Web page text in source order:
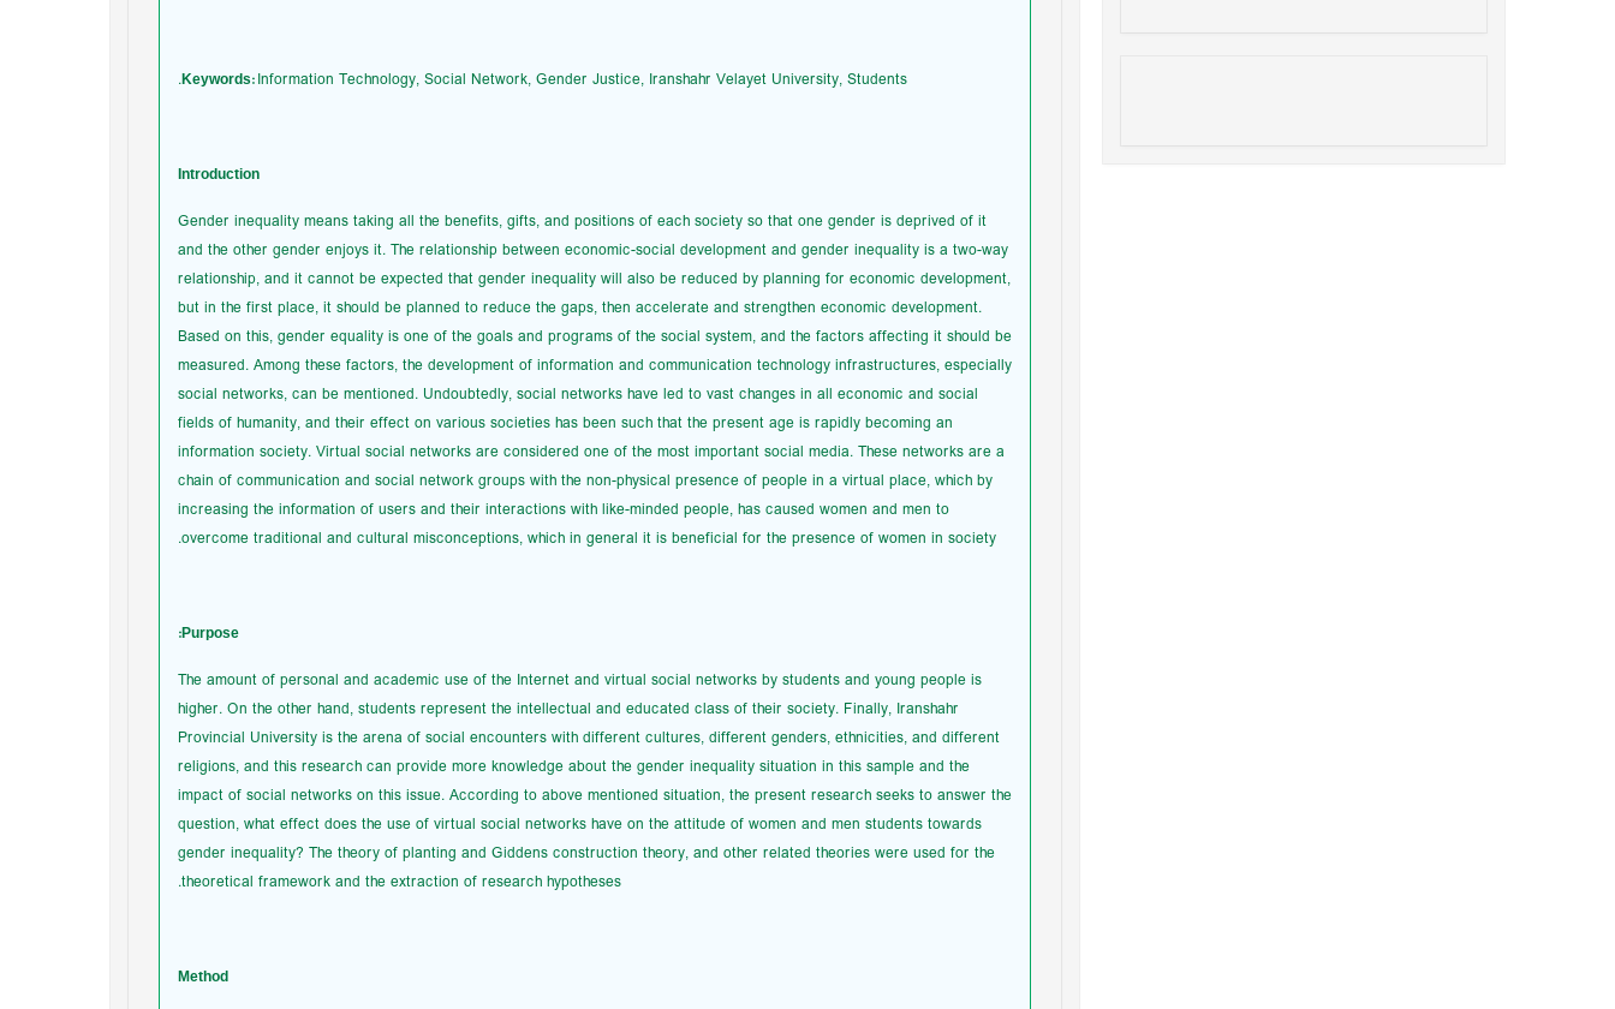
Keywords:Information Technology, Social Network, Gender Justice, Iranshahr Velayet University, Students.
Introduction
Gender inequality means taking all the benefits, gifts, and positions of each society so that one gender is deprived of it
and the other gender enjoys it. The relationship between economic-social development and gender inequality is a two-way
relationship, and it cannot be expected that gender inequality will also be reduced by planning for economic development,
but in the first place, it should be planned to reduce the gaps, then accelerate and strengthen economic development.
Based on this, gender equality is one of the goals and programs of the social system, and the factors affecting it should be
measured. Among these factors, the development of information and communication technology infrastructures, especially
social networks, can be mentioned. Undoubtedly, social networks have led to vast changes in all economic and social
fields of humanity, and their effect on various societies has been such that the present age is rapidly becoming an
information society. Virtual social networks are considered one of the most important social media. These networks are a
chain of communication and social network groups with the non-physical presence of people in a virtual place, which by
increasing the information of users and their interactions with like-minded people, has caused women and men to
overcome traditional and cultural misconceptions, which in general it is beneficial for the presence of women in society.
Purpose:
The amount of personal and academic use of the Internet and virtual social networks by students and young people is
higher. On the other hand, students represent the intellectual and educated class of their society. Finally, Iranshahr
Provincial University is the arena of social encounters with different cultures, different genders, ethnicities, and different
religions, and this research can provide more knowledge about the gender inequality situation in this sample and the
impact of social networks on this issue. According to above mentioned situation, the present research seeks to answer the
question, what effect does the use of virtual social networks have on the attitude of women and men students towards
gender inequality? The theory of planting and Giddens construction theory, and other related theories were used for the
theoretical framework and the extraction of research hypotheses.
Method